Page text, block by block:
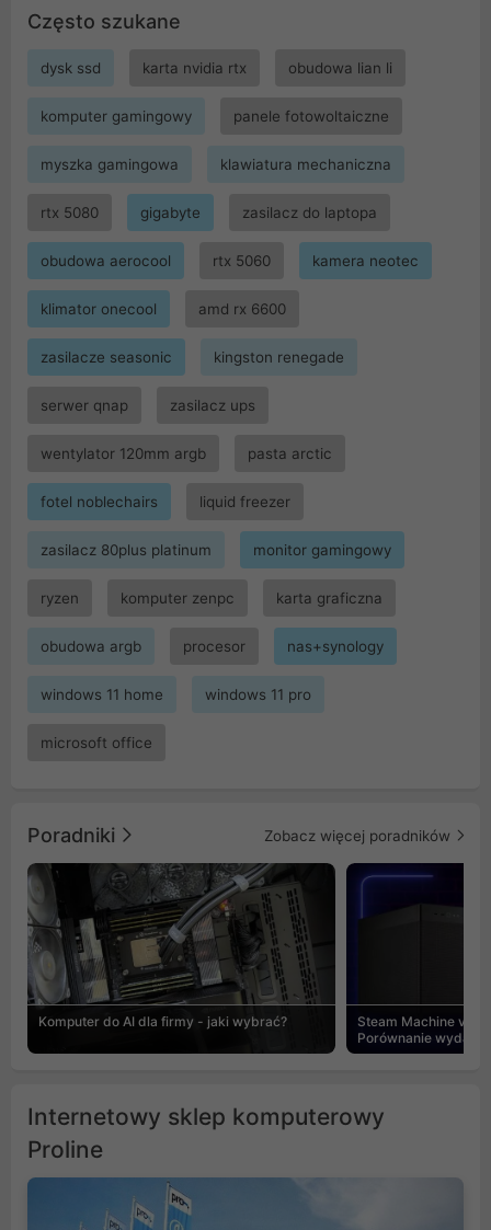
Często szukane
dysk ssd karta nvidia rtx obudowa lian li
komputer gamingowy panele fotowoltaiczne
myszka gamingowa klawiatura mechaniczna
rtx 5080 gigabyte zasilacz do laptopa
obudowa aerocool rtx 5060 kamera neotec
klimator onecool amd rx 6600
zasilacze seasonic kingston renegade
serwer qnap zasilacz ups
wentylator 120mm argb pasta arctic
fotel noblechairs liquid freezer
zasilacz 80plus platinum monitor gamingowy
ryzen komputer zenpc karta graficzna
obudowa argb procesor nas+synology
windows 11 home windows 11 pro
microsoft office
Poradniki Zobacz więcej poradników
Komputer do AI dla firmy - jaki wybrać?
Steam Machine vs
Porównanie
Internetowy sklep komputerowy
Proline